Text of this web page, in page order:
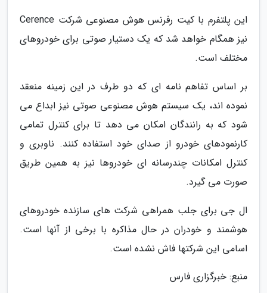
این پلتفرم با کیت رفرنس هوش مصنوعی شرکت Cerence
نیز همگام خواهد شد که یک دستیار صوتی برای خودروهای
مختلف است.
بر اساس تفاهم نامه ای که دو طرف در این زمینه منعقد
نموده اند، یک سیستم هوش مصنوعی صوتی نیز ابداع می
شود که به رانندگان امکان می دهد تا برای کنترل تمامی
کارنمودهای خودرو از صدای خود استفاده کنند. ناوبری و
کنترل امکانات چندرسانه ای خودروها نیز به همین طریق
صورت می گیرد.
ال جی برای جلب همراهی شرکت های سازنده خودروهای
هوشمند و خودران در حال مذاکره با برخی از آنها است.
اسامی این شرکتها فاش نشده است.
منبع: خبرگزاری فارس